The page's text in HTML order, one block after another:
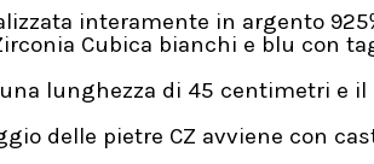
interamente in argento
Cubica bianchi e blu con
una lunghezza di 45 centimetri e
delle pietre CZ avviene con